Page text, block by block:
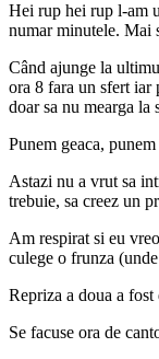
Hei rup hei rup l-am
numar minutele. Mai
Când ajunge la
ora 8 fara un sfert iar
doar sa nu mearga la
Punem geaca,
Astazi nu a vrut sa
trebuie, sa creez un
Am respirat si eu
culege o frunza
Repriza a doua a
Se facuse ora de